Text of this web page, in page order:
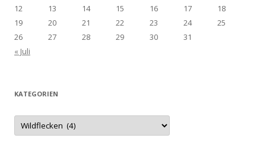
12
13 14 15 16 17
18
19
20 21 22 23 24
25
26
27 28 29 30
31
« Juli
KATEGORIEN
Kategorien